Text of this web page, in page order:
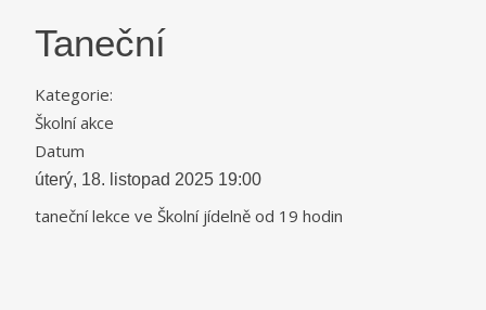
Taneční
Kategorie:
Školní akce
Datum
úterý, 18. listopad 2025 19:00
taneční lekce ve Školní jídelně od 19 hodin